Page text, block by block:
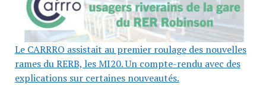
Le CARRRO assistait au premier roulage des nouvelles
rames du RERB, les MI20. Un compte-rendu avec des
explications sur certaines nouveautés.